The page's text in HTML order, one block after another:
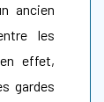
ancien
les
effet,
gardes